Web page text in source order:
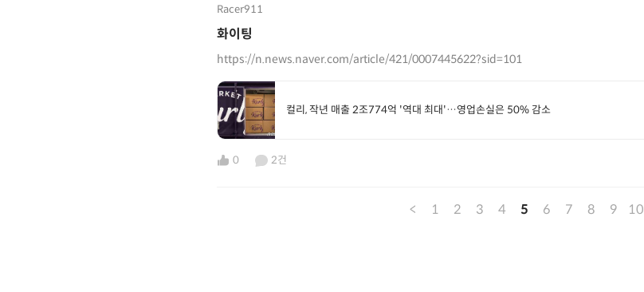
Racer911
화이팅
https://n.news.naver.com/article/421/0007445622?sid=101
컬리, 작년 매출 2조774억 '역대 최대'…영업손실은 50% 감소
0 2건
< 1 2 3 4 5 6 7 8 9 10